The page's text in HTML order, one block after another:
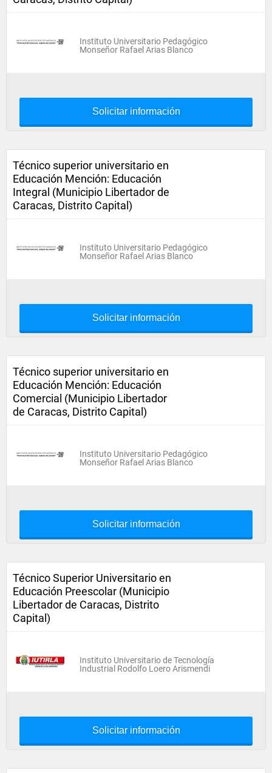
Instituto Universitario Pedagógico
Monseñor Rafael Arias Blanco
Solicitar información
Técnico superior universitario en
Educación Mención: Educación
Integral (Municipio Libertador de
Caracas, Distrito Capital)
Instituto Universitario Pedagógico
Monseñor Rafael Arias Blanco
Solicitar información
Técnico superior universitario en
Educación Mención: Educación
Comercial (Municipio Libertador
de Caracas, Distrito Capital)
Instituto Universitario Pedagógico
Monseñor Rafael Arias Blanco
Solicitar información
Técnico Superior Universitario en
Educación Preescolar (Municipio
Libertador de Caracas, Distrito
Capital)
Instituto Universitario de Tecnología
Industrial Rodolfo Loero Arismendi
Solicitar información